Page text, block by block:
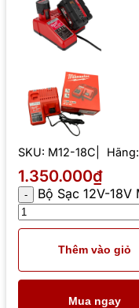
SKU: M12-18C Hãng:
1.350.000₫
Bộ Sạc 12V-
Thêm vào giỏ
Mua ngay